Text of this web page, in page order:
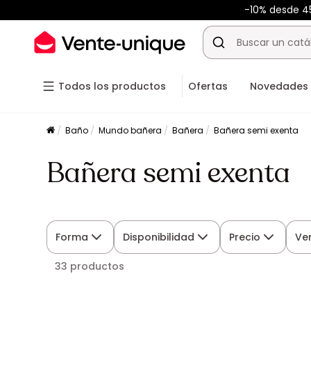
-10% desde
Todos los productos Ofertas Novedades
Baño Mundo bañera Bañera Bañera semi exenta
Bañera semi exenta
Forma Disponibilidad Precio
33 productos